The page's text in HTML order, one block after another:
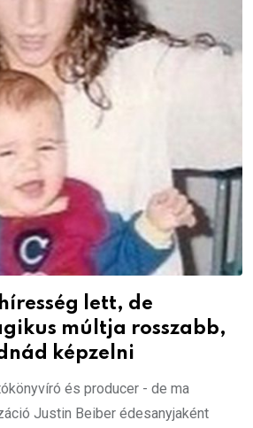
lett, de
múltja rosszabb,
képzelni
és producer - de ma
Justin Beiber édesanyjaként